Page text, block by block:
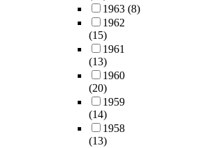
1963 (8)
1962
(15)
1961
(13)
1960
(20)
1959
(14)
1958
(13)